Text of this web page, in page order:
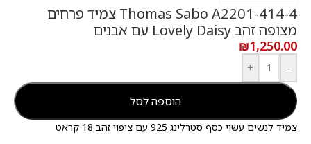
Thomas Sabo A2201-414-4 צמיד פרחים
מצופה זהב Lovely Daisy עם אבנים
₪1,250.00
-
+
הוספה לסל
צמיד לנשים עשוי כסף סטרלינג 925 עם ציפוי זהב 18 קראט